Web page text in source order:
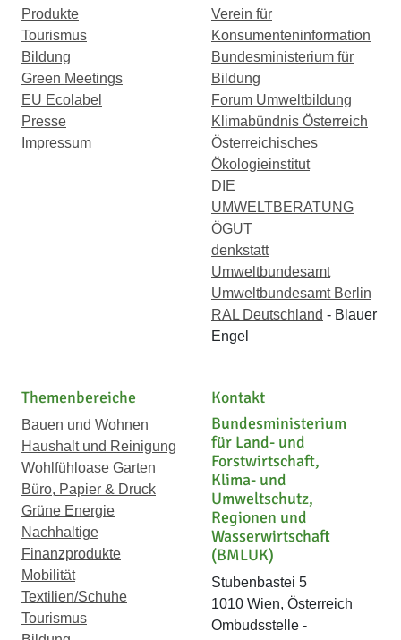
Produkte
Tourismus
Bildung
Green Meetings
EU Ecolabel
Presse
Impressum
Verein für
Konsumenteninformation
Bundesministerium für
Bildung
Forum Umweltbildung
Klimabündnis Österreich
Österreichisches
Ökologieinstitut
DIE
UMWELTBERATUNG
ÖGUT
denkstatt
Umweltbundesamt
Umweltbundesamt Berlin
RAL Deutschland - Blauer
Engel
Themenbereiche
Bauen und Wohnen
Haushalt und Reinigung
Wohlfühloase Garten
Büro, Papier & Druck
Grüne Energie
Nachhaltige
Finanzprodukte
Mobilität
Textilien/Schuhe
Tourismus
Kontakt
Bundesministerium
für Land- und
Forstwirtschaft,
Klima- und
Umweltschutz,
Regionen und
Wasserwirtschaft
(BMLUK)
Stubenbastei 5
1010 Wien, Österreich
Ombudsstelle -